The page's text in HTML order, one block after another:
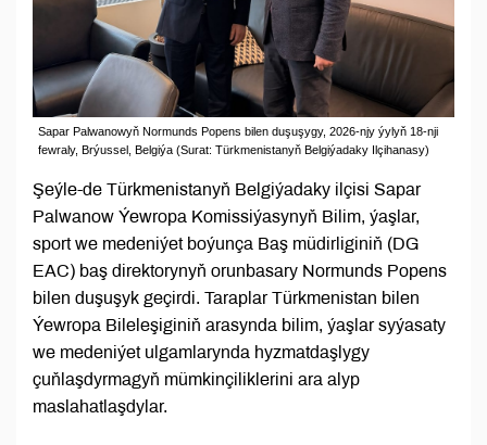
Sapar Palwanowyň Normunds Popens bilen duşuşygy, 2026-njy ýylyň 18-nji
fewraly, Brýussel, Belgiýa (Surat: Türkmenistanyň Belgiýadaky Ilçihanasy)
Şeýle-de Türkmenistanyň Belgiýadaky ilçisi Sapar
Palwanow Ýewropa Komissiýasynyň Bilim, ýaşlar,
sport we medeniýet boýunça Baş müdirliginiň (DG
EAC) baş direktorynyň orunbasary Normunds Popens
bilen duşuşyk geçirdi. Taraplar Türkmenistan bilen
Ýewropa Bileleşiginiň arasynda bilim, ýaşlar syýasaty
we medeniýet ulgamlarynda hyzmatdaşlygy
çuňlaşdyrmagyň mümkinçiliklerini ara alyp
maslahatlaşdylar.